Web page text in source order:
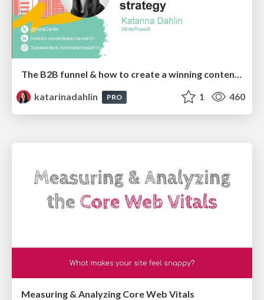
The B2B funnel & how to create a winning content strategy
katarinadahlin
PRO 1 460
Measuring & Analyzing Core Web Vitals